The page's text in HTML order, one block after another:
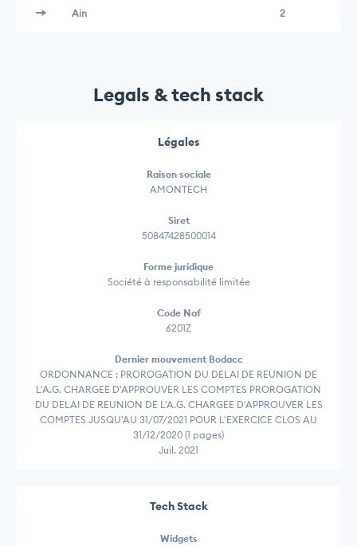
Ain 2
Legals & tech stack
Légales
Raison sociale
AMONTECH
Siret
50847428500014
Forme juridique
Société à responsabilité limitée
Code Naf
6201Z
Dernier mouvement Bodacc
ORDONNANCE : PROROGATION DU DELAI DE REUNION DE
L'A.G. CHARGEE D'APPROUVER LES COMPTES PROROGATION
DU DELAI DE REUNION DE L'A.G. CHARGEE D'APPROUVER LES
COMPTES JUSQU'AU 31/07/2021 POUR L'EXERCICE CLOS AU
31/12/2020 (1 pages)
Juil. 2021
Tech Stack
Widgets